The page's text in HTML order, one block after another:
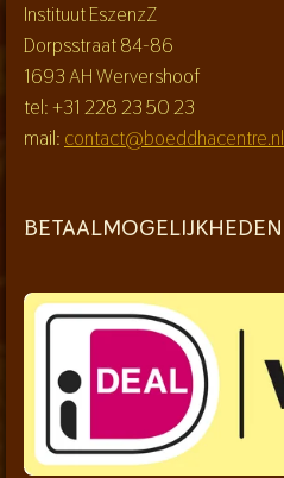
Instituut EszenzZ
Dorpsstraat 84-86
1693 AH Wervershoof
tel: +31 228 23 50 23
mail: contact@boeddhacentre.nl
BETAALMOGELIJKHEDEN